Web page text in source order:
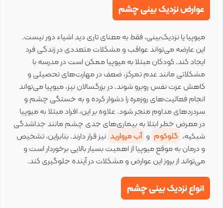
عوارض نزدیک بینی چشم
میوپیا یا نزدیک‌بینی، فقط به معنای تاری دید اشیاء دور نیست.
این عارضه می‌تواند عواقب و مشکلات متعددی در زندگی فرد
ایجاد کند. کودکان مبتلا به میوپیا ممکن است در مدرسه با
مشکلاتی مانند عدم تمرکز، ضعف در مهارت‌های تحصیلی و
کاهش عزت نفس روبرو شوند. در بزرگسالان نیز، میوپیا می‌تواند
انجام فعالیت‌های روزمره را دشوار کرده و به خستگی چشم و
سردردهای مداوم منجر شود. علاوه بر این، افراد مبتلا به میوپیا
در معرض خطر ابتلا به بیماری‌های جدی چشم مانند جداشدگی
شبکیه، گلوکوم و آب مروارید نیز قرار دارند. بنابراین، تشخیص
و درمان به موقع میوپیا از اهمیت بسیار بالایی برخوردار است و
می‌تواند از بروز این عوارض و مشکلات در آینده جلوگیری کند.
انواع نزدیک بینی چشم